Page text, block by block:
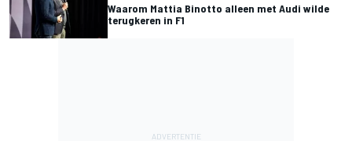
Waarom Mattia Binotto alleen met Audi wilde
terugkeren in F1